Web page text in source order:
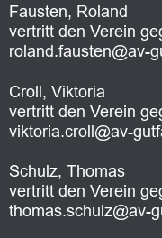
Fausten, Roland
vertritt den Verein
roland.fausten@av-
Croll, Viktoria
vertritt den Verein
viktoria.croll@av-
Schulz, Thomas
vertritt den Verein
thomas.schulz@av-